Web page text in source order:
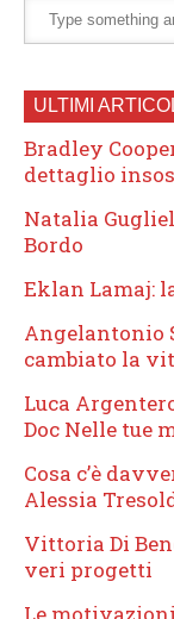
ULTIMI
Bradley
dettaglio
Natalia
Bordo
Eklan Lamaj:
Angelantonio
cambiato la
Luca
Doc Nelle tue
Cosa c’è
Alessia
Vittoria Di
veri progetti